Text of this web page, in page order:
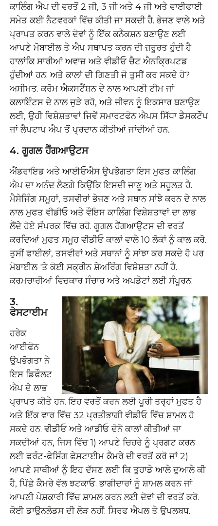
ਕਾਲਿੰਗ ਐਪ ਦੀ ਵਰਤੋਂ 2 ਜੀ, 3 ਜੀ ਅਤੇ 4 ਜੀ ਅਤੇ ਵਾਈਫਾਈ
ਸਮੇਤ ਕਈ ਨੈਟਵਰਕਾਂ ਵਿੱਚ ਕੀਤੀ ਜਾ ਸਕਦੀ ਹੈ. ਭੇਜਣ ਵਾਲੇ ਅਤੇ
ਪ੍ਰਾਪਤ ਕਰਨ ਵਾਲੇ ਦੋਵਾਂ ਨੂੰ ਇੱਕ ਕਨੈਕਸ਼ਨ ਬਣਾਉਣ ਲਈ
ਆਪਣੇ ਮੋਬਾਈਲ ਤੇ ਐਪ ਸਥਾਪਤ ਕਰਨ ਦੀ ਜ਼ਰੂਰਤ ਹੁੰਦੀ ਹੈ
ਹਾਲਾਂਕਿ ਸਾਰੀਆਂ ਅਵਾਜ਼ ਅਤੇ ਵੀਡੀਓ ਚੈਟ ਐਨਕ੍ਰਿਪਟਡ
ਹੁੰਦੀਆਂ ਹਨ. ਅਤੇ ਕਾਲਾਂ ਦੀ ਗਿਣਤੀ ਜੋ ਤੁਸੀਂ ਕਰ ਸਕਦੇ ਹੋ?
ਅਸੀਮਤ. ਕਰੋਮ ਐਕਸਟੈਂਸ਼ਨ ਦੇ ਨਾਲ ਆਪਣੀ ਟੀਮ ਜਾਂ
ਕਲਾਇੰਟਸ ਦੇ ਨਾਲ ਜੁੜੇ ਰਹੋ, ਅਤੇ ਜੀਵਨ ਨੂੰ ਇਕਸਾਰ ਬਣਾਉਣ
ਲਈ, ਉਹੀ ਵਿਸ਼ੇਸ਼ਤਾਵਾਂ ਜਿਵੇਂ ਸਮਾਰਟਫੋਨ ਐਪਸ ਸਿੱਧਾ ਡੈਸਕਟੌਪ
ਜਾਂ ਲੈਪਟਾਪ ਐਪ ਤੋਂ ਪ੍ਰਦਾਨ ਕੀਤੀਆਂ ਜਾਂਦੀਆਂ ਹਨ.
4. ਗੂਗਲ ਹੈੰਗਆਉਟਸ
ਐਂਡਰਾਇਡ ਅਤੇ ਆਈਓਐਸ ਉਪਭੋਗਤਾ ਇਸ ਮੁਫਤ ਕਾਲਿੰਗ
ਐਪ ਦਾ ਅਨੰਦ ਲੈਣਗੇ ਕਿਉਂਕਿ ਇਸਦੀ ਜਾਣੂ ਅਤੇ ਸਹੂਲਤ ਹੈ.
ਮੈਸੇਜਿੰਗ ਸਮੂਹਾਂ, ਤਸਵੀਰਾਂ ਭੇਜਣ ਅਤੇ ਸਥਾਨ ਸਾਂਝੇ ਕਰਨ ਦੇ ਨਾਲ
ਨਾਲ ਮੁਫਤ ਵੀਡੀਓ ਅਤੇ ਵੌਇਸ ਕਾਲਿੰਗ ਵਿਸ਼ੇਸ਼ਤਾਵਾਂ ਦਾ ਲਾਭ
ਲੈਂਦੇ ਹੋਏ ਸੰਪਰਕ ਵਿੱਚ ਰਹੋ. ਗੂਗਲ ਹੈਂਗਆਉਟਸ ਦੀ ਵਰਤੋਂ
ਕਰਦਿਆਂ ਮੁਫਤ ਸਮੂਹ ਵੀਡੀਓ ਕਾਲਾਂ ਵਾਲੇ 10 ਲੋਕਾਂ ਨੂੰ ਕਾਲ ਕਰੋ.
ਤੁਸੀਂ ਫਾਈਲਾਂ, ਤਸਵੀਰਾਂ ਅਤੇ ਸਥਾਨਾਂ ਨੂੰ ਸਾਂਝਾ ਕਰ ਸਕਦੇ ਹੋ ਪਰ
ਮੋਬਾਈਲ 'ਤੇ ਕੋਈ ਸਕ੍ਰੀਨ ਸ਼ੇਅਰਿੰਗ ਵਿਸ਼ੇਸ਼ਤਾ ਨਹੀਂ ਹੈ.
ਕਰਮਚਾਰੀਆਂ ਵਿਚਕਾਰ ਸੰਚਾਰ ਅਤੇ ਅਪਡੇਟਾਂ ਲਈ ਸੰਪੂਰਨ.
3.
ਫੇਸਟਾਈਮ
ਹਰੇਕ
ਆਈਫੋਨ
ਉਪਭੋਗਤਾ ਨੇ
ਇਸ ਡਿਫੌਲਟ
ਐਪ ਦੇ ਲਾਭ
ਪ੍ਰਾਪਤ ਕੀਤੇ ਹਨ. ਇਹ ਵਰਤੋਂ ਕਰਨ ਲਈ ਪੂਰੀ ਤਰ੍ਹਾਂ ਮੁਫਤ ਹੈ
ਅਤੇ ਇੱਕ ਵਾਰ ਵਿੱਚ 32 ਪ੍ਰਤੀਭਾਗੀ ਵੀਡੀਓ ਵਿੱਚ ਸ਼ਾਮਲ ਹੋ
ਸਕਦੇ ਹਨ. ਵੀਡੀਓ ਅਤੇ ਆਡੀਓ ਦੋਨੋ ਕਾਲਾਂ ਕੀਤੀਆਂ ਜਾ
ਸਕਦੀਆਂ ਹਨ, ਜਿਸ ਵਿੱਚ 1) ਆਪਣੇ ਚਿਹਰੇ ਨੂੰ ਪ੍ਰਗਟ ਕਰਨ
ਲਈ ਫਰੰਟ-ਫੇਸਿੰਗ ਫੇਸਟਾਈਮ ਕੈਮਰੇ ਦੀ ਵਰਤੋਂ ਕਰੋ ਜਾਂ 2)
ਆਪਣੇ ਸਾਥੀਆਂ ਨੂੰ ਇਹ ਦੱਸਣ ਲਈ ਕਿ ਤੁਹਾਡੇ ਆਲੇ ਦੁਆਲੇ ਕੀ
ਹੈ, ਪਿੱਛੇ ਕੈਮਰੇ ਵੱਲ ਝਟਕਾਓ. ਭਾਗੀਦਾਰਾਂ ਨੂੰ ਸ਼ਾਮਲ ਕਰਨ ਜਾਂ
ਆਪਣੀ ਪੇਸ਼ਕਾਰੀ ਵਿੱਚ ਸ਼ਾਮਲ ਕਰਨ ਲਈ ਦੋਵਾਂ ਦੀ ਵਰਤੋਂ ਕਰੋ.
ਕੋਈ ਡਾਉਨਲੋਡਸ ਦੀ ਲੋੜ ਨਹੀਂ. ਸਿਰਫ ਐਪਲ ਤੇ ਉਪਲਬਧ.